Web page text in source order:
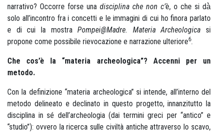
narrativo? Occorre forse una disciplina che non c’è, o che si dà̀
solo all’incontro fra i concetti e le immagini di cui ho finora parlato
e di cui la mostraPompei@Madre. Materia Archeologica si
propone come possibile rievocazione e narrazione ulteriore6.
Che cos’è la “materia archeologica”? Accenni per un
metodo.
Con la definizione “materia archeologica” si intende, all’interno del
metodo delineato e declinato in questo progetto, innanzitutto la
disciplina in sé dell’archeologia (dai termini greci per “antico” e
“studio”): ovvero la ricerca sulle civiltà antiche attraverso lo scavo,